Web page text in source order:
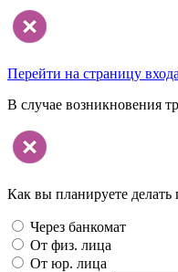
Перейти на страницу входа
В случае возникновения
Как вы планируете делать
Через банкомат
От физ. лица
От юр. лица